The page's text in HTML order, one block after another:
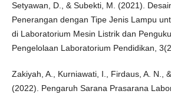
Setyawan, D., & Subekti, M. (2021).
Penerangan dengan Tipe Jenis Lampu
di Laboratorium Mesin Listrik dan
Pengelolaan Laboratorium Pendidikan,
Zakiyah, A., Kurniawati, I., Firdaus, A. N.,
(2022). Pengaruh Sarana Prasarana